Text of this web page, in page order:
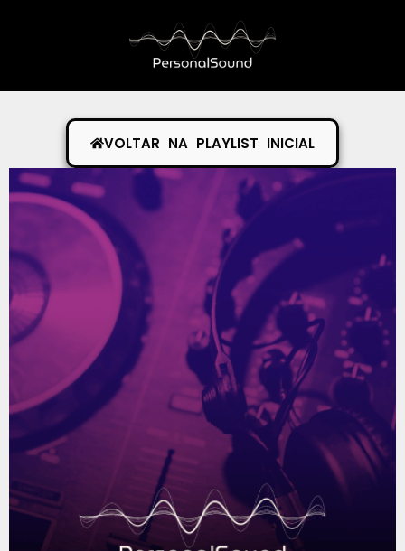
VOLTAR NA PLAYLIST INICIAL